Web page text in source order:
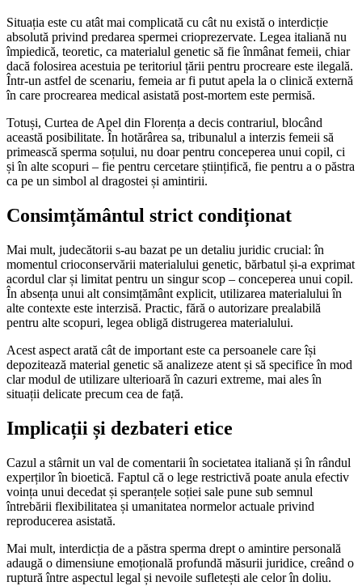
Situația este cu atât mai complicată cu cât nu există o interdicție
absolută privind predarea spermei crioprezervate. Legea italiană nu
împiedică, teoretic, ca materialul genetic să fie înmânat femeii, chiar
dacă folosirea acestuia pe teritoriul țării pentru procreare este ilegală.
Într-un astfel de scenariu, femeia ar fi putut apela la o clinică externă
în care procrearea medical asistată post-mortem este permisă.
Totuși, Curtea de Apel din Florența a decis contrariul, blocând
această posibilitate. În hotărârea sa, tribunalul a interzis femeii să
primească sperma soțului, nu doar pentru conceperea unui copil, ci
și în alte scopuri – fie pentru cercetare științifică, fie pentru a o păstra
ca pe un simbol al dragostei și amintirii.
Consimțământul strict condiționat
Mai mult, judecătorii s-au bazat pe un detaliu juridic crucial: în
momentul crioconservării materialului genetic, bărbatul și-a exprimat
acordul clar și limitat pentru un singur scop – conceperea unui copil.
În absența unui alt consimțământ explicit, utilizarea materialului în
alte contexte este interzisă. Practic, fără o autorizare prealabilă
pentru alte scopuri, legea obligă distrugerea materialului.
Acest aspect arată cât de important este ca persoanele care își
depozitează material genetic să analizeze atent și să specifice în mod
clar modul de utilizare ulterioară în cazuri extreme, mai ales în
situații delicate precum cea de față.
Implicații și dezbateri etice
Cazul a stârnit un val de comentarii în societatea italiană și în rândul
experților în bioetică. Faptul că o lege restrictivă poate anula efectiv
voința unui decedat și speranțele soției sale pune sub semnul
întrebării flexibilitatea și umanitatea normelor actuale privind
reproducerea asistată.
Mai mult, interdicția de a păstra sperma drept o amintire personală
adaugă o dimensiune emoțională profundă măsurii juridice, creând o
ruptură între aspectul legal și nevoile sufletești ale celor în doliu.